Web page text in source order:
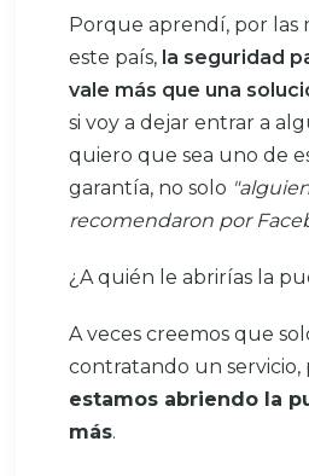
Porque aprendí, por las
este país, la seguridad
vale más que una
si voy a dejar entrar a
quiero que sea uno de
garantía, no solo
recomendaron por
¿A quién le abrirías la
A veces creemos que
contratando un servicio,
estamos abriendo la
más.